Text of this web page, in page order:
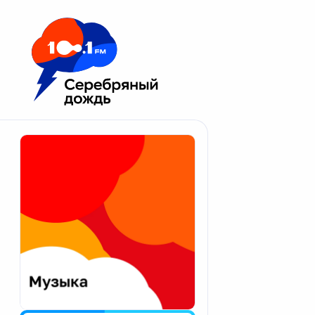
Москва 100.1 FM
Апатиты
Екатеринбург
Калининград
Калуга